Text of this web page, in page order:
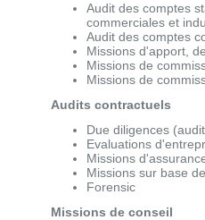
Audit des comptes
commerciales et
Audit des comptes
Missions d'apport,
Missions de
Missions de
Audits contractuels
Due diligences
Evaluations
Missions
Missions sur base
Forensic
Missions de conseil